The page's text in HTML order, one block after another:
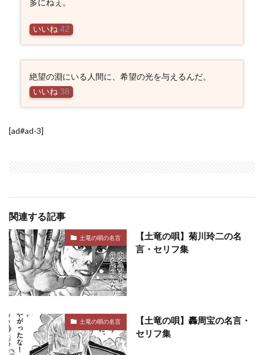
多にねぇ。
いいね 42
絶望の淵にいる人間に、希望の光を与えるんだ。
いいね 38
[ad#ad-3]
関連する記事
土竜の唄の名言
【土竜の唄】菊川玲二の名
言・セリフ集
土竜の唄の名言
【土竜の唄】轟周宝の名言・
セリフ集